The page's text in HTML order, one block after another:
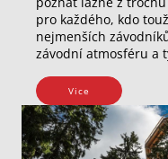
pro každého, kdo
nejmenších
závodní atmosféru a
Vice